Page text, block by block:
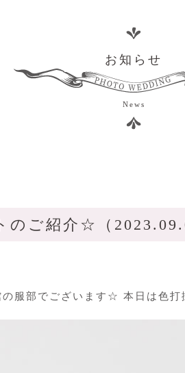
お知らせ
News
のご紹介☆（
服部でございます☆ 本日は色打